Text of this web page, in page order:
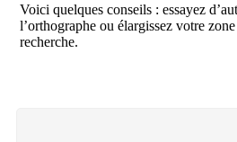
Voici quelques conseils : essayez
l’orthographe ou élargissez votre
recherche.